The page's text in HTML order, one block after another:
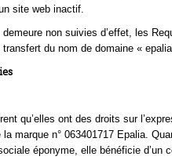
site web inactif.
non suivies d’effet, les
du nom de domaine «
qu’elles ont des droits sur
marque n° 063401717 Epalia.
éponyme, elle bénéficie d’un